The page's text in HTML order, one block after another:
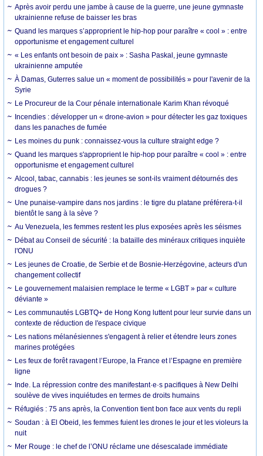
Après avoir perdu une jambe à cause de la guerre, une jeune gymnaste
ukrainienne refuse de baisser les bras
Quand les marques s’approprient le hip-hop pour paraître « cool » : entre
opportunisme et engagement culturel
« Les enfants ont besoin de paix » : Sasha Paskal, jeune gymnaste
ukrainienne amputée
À Damas, Guterres salue un « moment de possibilités » pour l'avenir de la
Syrie
Le Procureur de la Cour pénale internationale Karim Khan révoqué
Incendies : développer un « drone-avion » pour détecter les gaz toxiques
dans les panaches de fumée
Les moines du punk : connaissez-vous la culture straight edge ?
Quand les marques s'approprient le hip-hop pour paraître « cool » : entre
opportunisme et engagement culturel
Alcool, tabac, cannabis : les jeunes se sont-ils vraiment détournés des
drogues ?
Une punaise-vampire dans nos jardins : le tigre du platane préférera-t-il
bientôt le sang à la sève ?
Au Venezuela, les femmes restent les plus exposées après les séismes
Débat au Conseil de sécurité : la bataille des minéraux critiques inquiète
l'ONU
Les jeunes de Croatie, de Serbie et de Bosnie-Herzégovine, acteurs d'un
changement collectif
Le gouvernement malaisien remplace le terme « LGBT » par « culture
déviante »
Les communautés LGBTQ+ de Hong Kong luttent pour leur survie dans un
contexte de réduction de l'espace civique
Les nations mélanésiennes s'engagent à relier et étendre leurs zones
marines protégées
Les feux de forêt ravagent l’Europe, la France et l’Espagne en première
ligne
Inde. La répression contre des manifestant·e·s pacifiques à New Delhi
soulève de vives inquiétudes en termes de droits humains
Réfugiés : 75 ans après, la Convention tient bon face aux vents du repli
Soudan : à El Obeid, les femmes fuient les drones le jour et les violeurs la
nuit
Mer Rouge : le chef de l’ONU réclame une désescalade immédiate